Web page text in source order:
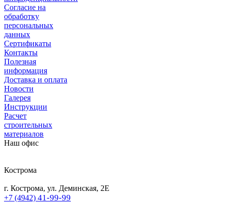
Согласие на
обработку
персональных
данных
Сертификаты
Контакты
Полезная
информация
Доставка и оплата
Новости
Галерея
Инструкции
Расчет
строительных
материалов
Наш офис
Кострома
г. Кострома, ул. Деминская, 2Е
+7 (4942) 41-99-99